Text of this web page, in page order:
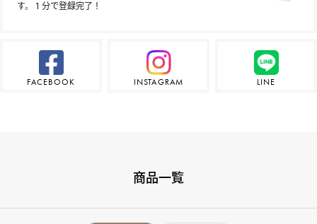
す。１分で登録完了！
FACEBOOK INSTAGRAM LINE
商品一覧